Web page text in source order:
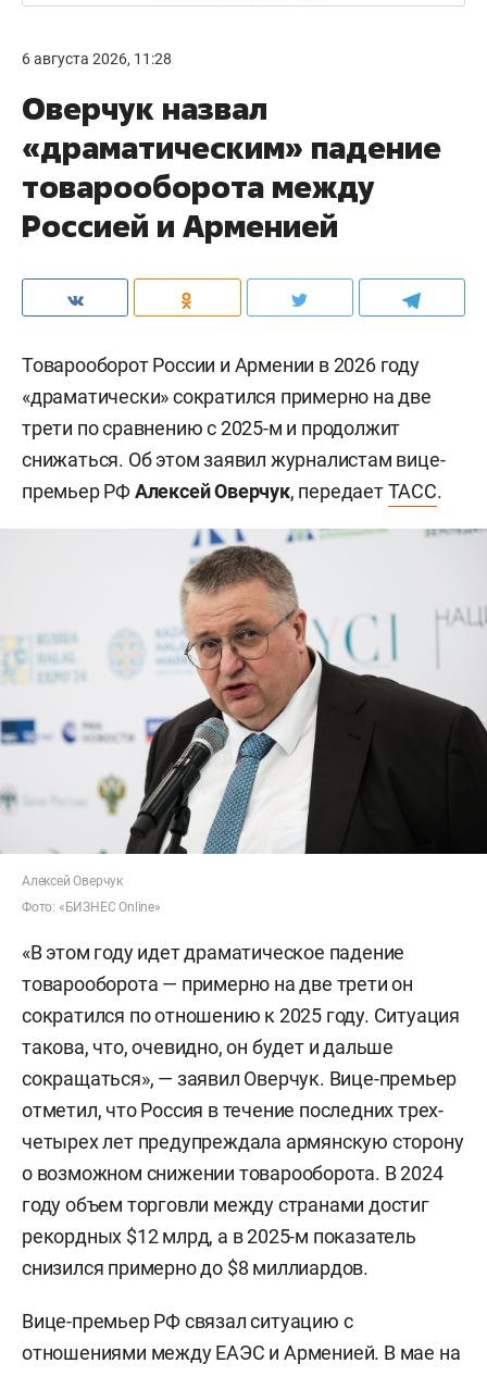
6 августа 2026, 11:28
Оверчук назвал
«драматическим» падение
товарооборота между
Россией и Арменией
Товарооборот России и Армении в 2026 году
«драматически» сократился примерно на две
трети по сравнению с 2025-м и продолжит
снижаться. Об этом заявил журналистам вице-
премьер РФАлексей Оверчук, передаетТАСС.
Алексей Оверчук
Фото: «БИЗНЕС Online»
«В этом году идет драматическое падение
товарооборота — примерно на две трети он
сократился по отношению к 2025 году. Ситуация
такова, что, очевидно, он будет и дальше
сокращаться», — заявил Оверчук. Вице-премьер
отметил, что Россия в течение последних трех-
четырех лет предупреждала армянскую сторону
о возможном снижении товарооборота. В 2024
году объем торговли между странами достиг
рекордных $12 млрд, а в 2025-м показатель
снизился примерно до $8 миллиардов.
Вице-премьер РФ связал ситуацию с
отношениями между ЕАЭС и Арменией. В мае на